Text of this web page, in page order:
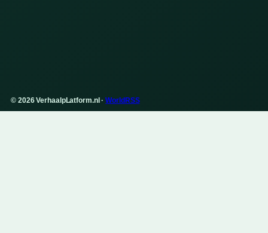
© 2026 VerhaalpLatform.nl ·WorldRSS